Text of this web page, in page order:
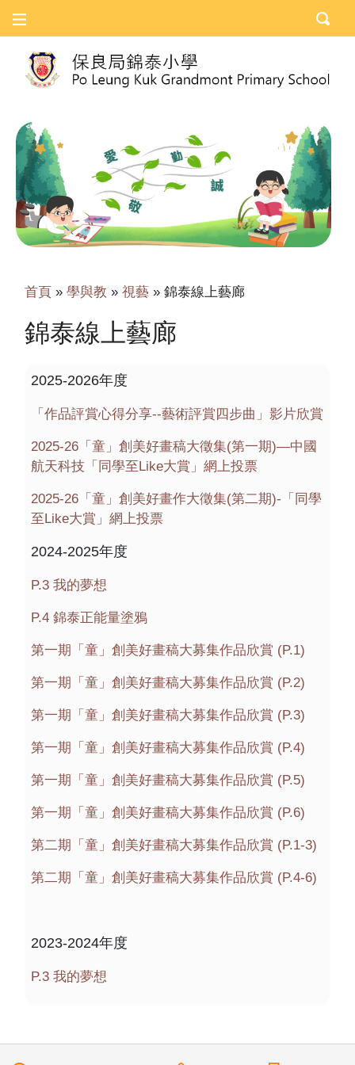
首頁 » 學與教 » 視藝 » 錦泰線上藝廊
錦泰線上藝廊
2025-2026年度
「作品評賞心得分享--藝術評賞四步曲」影片欣賞
2025-26「童」創美好畫稿大徵集(第一期)—中國
航天科技「同學至Like大賞」網上投票
2025-26「童」創美好畫作大徵集(第二期)-「同學
至Like大賞」網上投票
2024-2025年度
P.3 我的夢想
P.4 錦泰正能量塗鴉
第一期「童」創美好畫稿大募集作品欣賞 (P.1)
第一期「童」創美好畫稿大募集作品欣賞 (P.2)
第一期「童」創美好畫稿大募集作品欣賞 (P.3)
第一期「童」創美好畫稿大募集作品欣賞 (P.4)
第一期「童」創美好畫稿大募集作品欣賞 (P.5)
第一期「童」創美好畫稿大募集作品欣賞 (P.6)
第二期「童」創美好畫稿大募集作品欣賞 (P.1-3)
第二期「童」創美好畫稿大募集作品欣賞 (P.4-6)
2023-2024年度
P.3 我的夢想